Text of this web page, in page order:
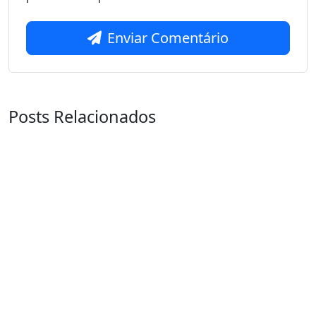
Enviar Comentário
Posts Relacionados